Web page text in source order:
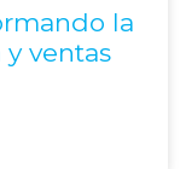
la
ventas